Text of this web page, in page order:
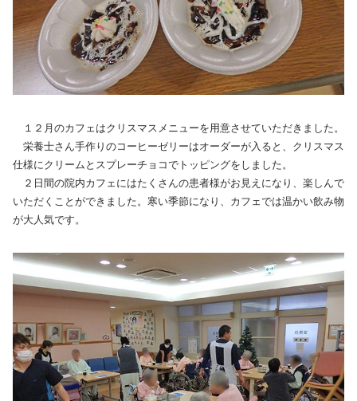
１２月のカフェはクリスマスメニューを用意させていただきました。
栄養士さん手作りのコーヒーゼリーはオーダーが入ると、クリスマス
仕様にクリームとスプレーチョコでトッピングをしました。
２日間の院内カフェにはたくさんの患者様がお見えになり、楽しんで
いただくことができました。寒い季節になり、カフェでは温かい飲み物
が大人気です。